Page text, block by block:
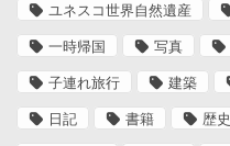
ユネスコ世界自然遺産
一時帰国 写真
子連れ旅行 建築
日記 書籍 歴史